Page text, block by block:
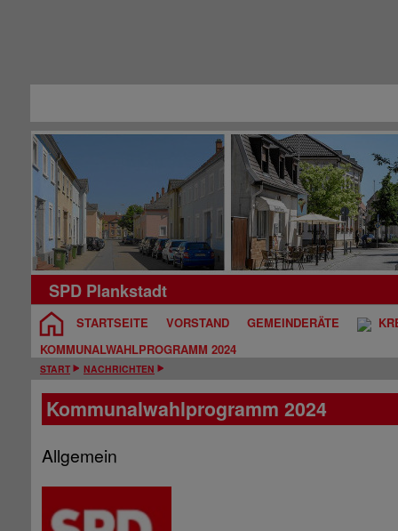
SPD Plankstadt
STARTSEITE VORSTAND GEMEINDERÄTE
KOMMUNALWAHLPROGRAMM 2024
START NACHRICHTEN
Kommunalwahlprogramm 2024
Allgemein